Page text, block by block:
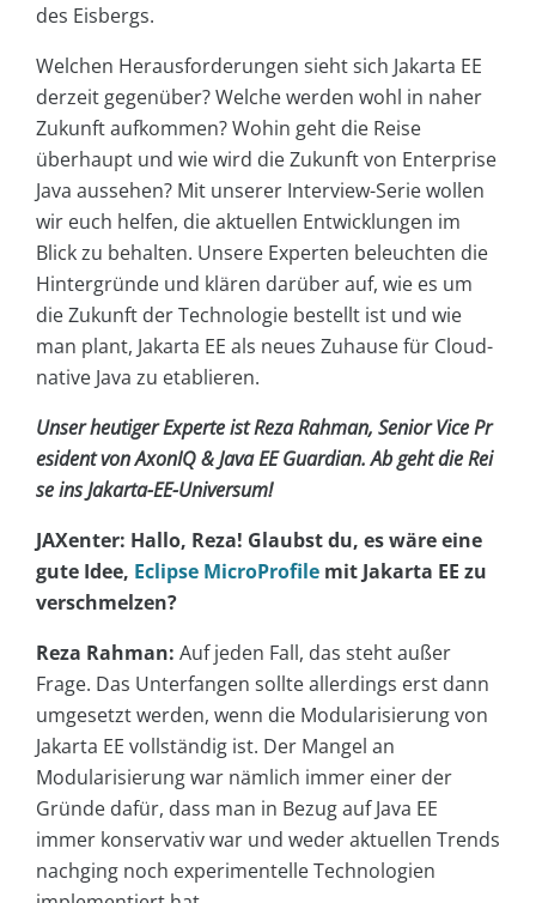
des Eisbergs.
Welchen Herausforderungen sieht sich Jakarta EE
derzeit gegenüber? Welche werden wohl in naher
Zukunft aufkommen? Wohin geht die Reise
überhaupt und wie wird die Zukunft von Enterprise
Java aussehen? Mit unserer Interview-Serie wollen
wir euch helfen, die aktuellen Entwicklungen im
Blick zu behalten. Unsere Experten beleuchten die
Hintergründe und klären darüber auf, wie es um
die Zukunft der Technologie bestellt ist und wie
man plant, Jakarta EE als neues Zuhause für Cloud-
native Java zu etablieren.
Unser heutiger Experte ist Reza Rahman, Senior Vice Pr
esident von AxonIQ & Java EE Guardian. Ab geht die Rei
se ins Jakarta-EE-Universum!
JAXenter: Hallo, Reza! Glaubst du, es wäre eine
gute Idee, Eclipse MicroProfile mit Jakarta EE zu
verschmelzen?
Reza Rahman: Auf jeden Fall, das steht außer
Frage. Das Unterfangen sollte allerdings erst dann
umgesetzt werden, wenn die Modularisierung von
Jakarta EE vollständig ist. Der Mangel an
Modularisierung war nämlich immer einer der
Gründe dafür, dass man in Bezug auf Java EE
immer konservativ war und weder aktuellen Trends
nachging noch experimentelle Technologien